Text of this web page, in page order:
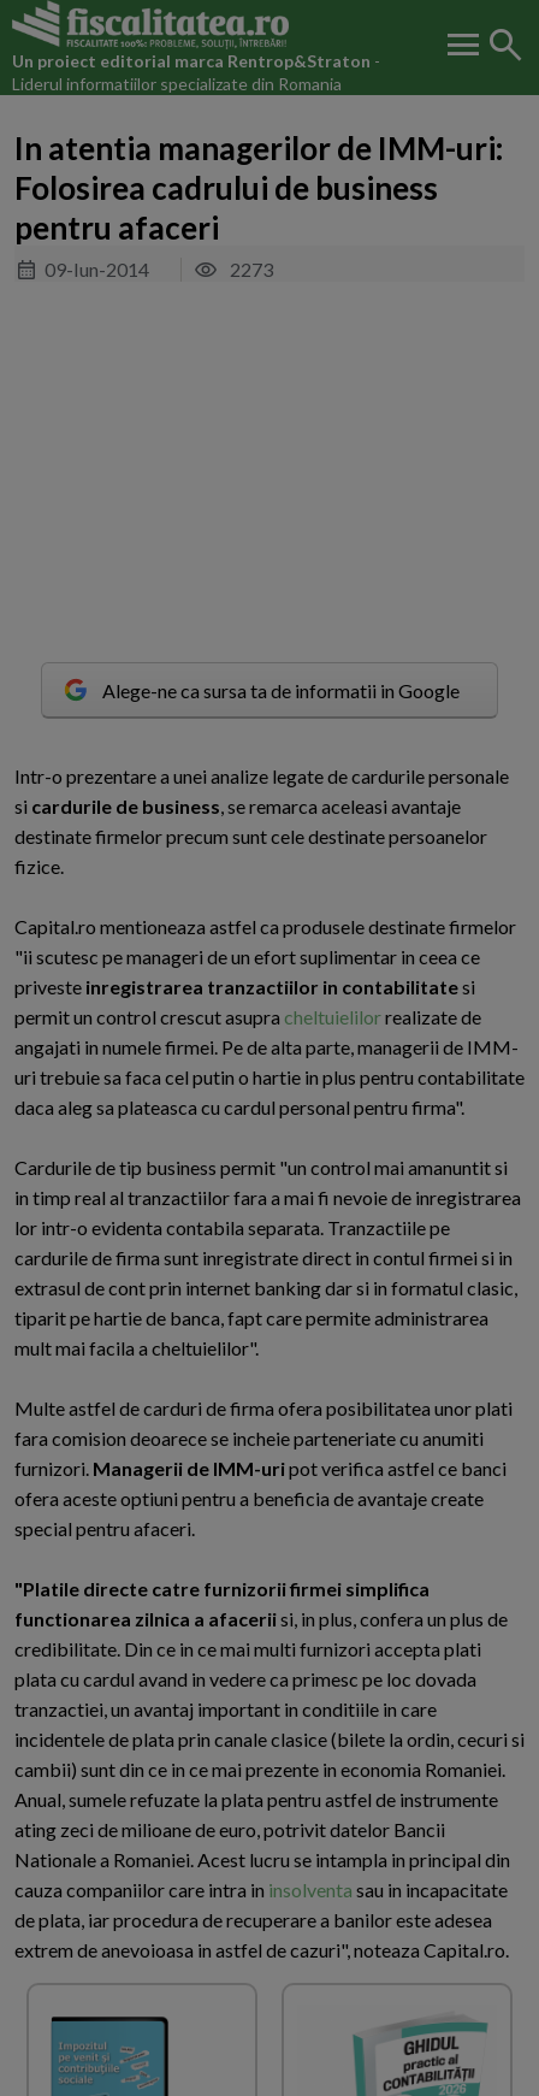
Un proiect editorial marca Rentrop&Straton -
Liderul informatiilor specializate din Romania
menu search
In atentia managerilor de IMM-uri:
Folosirea cadrului de business
pentru afaceri
09-Iun-2014 2273
Alege-ne ca sursa ta de informatii in Google
Intr-o prezentare a unei analize legate de cardurile personale
si cardurile de business, se remarca aceleasi avantaje
destinate firmelor precum sunt cele destinate persoanelor
fizice.
Capital.ro mentioneaza astfel ca produsele destinate firmelor
"ii scutesc pe manageri de un efort suplimentar in ceea ce
priveste inregistrarea tranzactiilor in contabilitatesi
permit un control crescut asupra cheltuielilorrealizate de
angajati in numele firmei. Pe de alta parte, managerii de IMM-
uri trebuie sa faca cel putin o hartie in plus pentru contabilitate
daca aleg sa plateasca cu cardul personal pentru firma".
Cardurile de tip business permit "un control mai amanuntit si
in timp real al tranzactiilor fara a mai fi nevoie de inregistrarea
lor intr-o evidenta contabila separata. Tranzactiile pe
cardurile de firma sunt inregistrate direct in contul firmei si in
extrasul de cont prin internet banking dar si in formatul clasic,
tiparit pe hartie de banca, fapt care permite administrarea
mult mai facila a cheltuielilor".
Multe astfel de carduri de firma ofera posibilitatea unor plati
fara comision deoarece se incheie parteneriate cu anumiti
furnizori. Managerii de IMM-uripot verifica astfel ce banci
ofera aceste optiuni pentru a beneficia de avantaje create
special pentru afaceri.
"Platile directe catre furnizorii firmei simplifica
functionarea zilnica a afaceriisi, in plus, confera un plus de
credibilitate. Din ce in ce mai multi furnizori accepta plati
plata cu cardul avand in vedere ca primesc pe loc dovada
tranzactiei, un avantaj important in conditiile in care
incidentele de plata prin canale clasice (bilete la ordin, cecuri si
cambii) sunt din ce in ce mai prezente in economia Romaniei.
Anual, sumele refuzate la plata pentru astfel de instrumente
ating zeci de milioane de euro, potrivit datelor Bancii
Nationale a Romaniei. Acest lucru se intampla in principal din
cauza companiilor care intra in insolventa sau in incapacitate
de plata, iar procedura de recuperare a banilor este adesea
extrem de anevoioasa in astfel de cazuri", noteaza Capital.ro.